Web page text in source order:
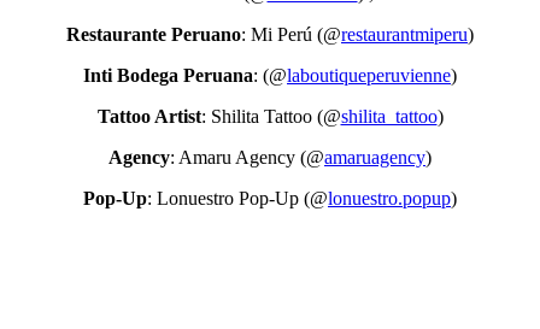
Restaurante Peruano: Mi Perú (@restaurantmiperu)
Inti Bodega Peruana: (@laboutiqueperuvienne)
Tattoo Artist: Shilita Tattoo (@shilita_tattoo)
Agency: Amaru Agency (@amaruagency)
Pop-Up: Lonuestro Pop-Up (@lonuestro.popup)